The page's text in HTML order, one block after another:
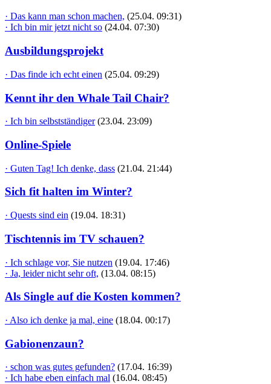
· Das kann man schon machen, (25.04. 09:31)
· Ich bin mir jetzt nicht so (24.04. 07:30)
Ausbildungsprojekt
· Das finde ich echt einen (25.04. 09:29)
Kennt ihr den Whale Tail Chair?
· Ich bin selbstständiger (23.04. 23:09)
Online-Spiele
· Guten Tag! Ich denke, dass (21.04. 21:44)
Sich fit halten im Winter?
· Quests sind ein (19.04. 18:31)
Tischtennis im TV schauen?
· Ich schlage vor, Sie nutzen (19.04. 17:46)
· Ja, leider nicht sehr oft, (13.04. 08:15)
Als Single auf die Kosten kommen?
· Also ich denke ja mal, eine (18.04. 00:17)
Gabionenzaun?
· schon was gutes gefunden? (17.04. 16:39)
· Ich habe eben einfach mal (16.04. 08:45)